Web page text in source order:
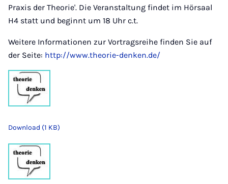
Praxis der Theorie'. Die Veranstaltung findet im Hörsaal
H4 statt und beginnt um 18 Uhr c.t.
Weitere Informationen zur Vortragsreihe finden Sie auf
der Seite: http://www.theorie-denken.de/
Download (1 KB)